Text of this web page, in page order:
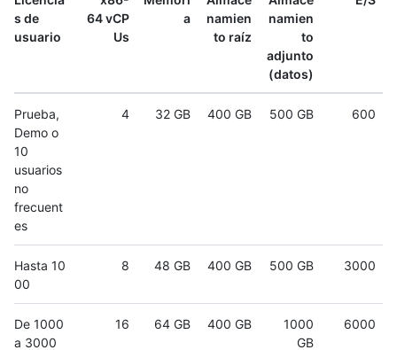
s de
usuario
64 vCP
Us
a
namien
to raíz
namien
to
adjunto
(datos)
Prueba,
Demo o
10
usuarios
no
frecuent
es
4 32 GB 400 GB 500 GB 600
Hasta 10
00
8 48 GB 400 GB 500 GB 3000
De 1000
a 3000
16 64 GB 400 GB
1000
GB
6000